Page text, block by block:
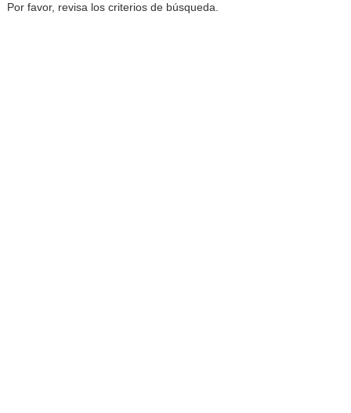
Por favor, revisa los criterios de búsqueda.